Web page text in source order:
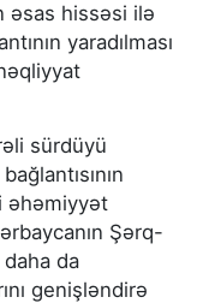
əsas hissəsi ilə
yaradılması
sürdüyü
əhəmiyyət
Şərq-
da
genişləndirə